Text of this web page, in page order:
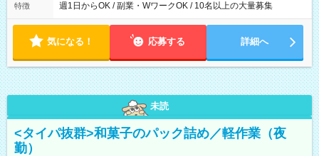
特徴 週1日からOK / 副業・WワークOK / 10名以上の大量募集
気になる！ 応募する 詳細へ
未読
<タイパ抜群>和菓子のパック詰め／軽作業（夜
勤）